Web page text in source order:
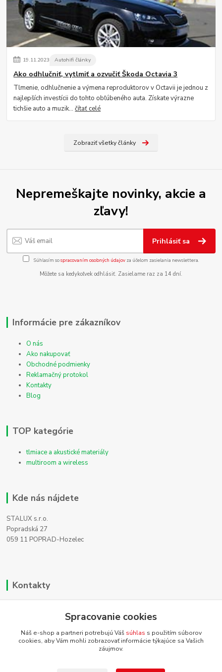
19.11.2023 Autohifi články
Ako odhlučniť, vytlmiť a ozvučiť Škoda Octavia 3
Tlmenie, odhlučnenie a výmena reproduktorov v Octavii je jednou z
najlepších investícii do tohto obľúbeného auta. Získate výrazne
tichšie auto a muzik...čítať celé
Zobraziť všetky články
Nepremeškajte novinky, akcie a
zľavy!
Prihlásiť sa
Súhlasím sospracovaním osobných údajov za účelom zasielania newslettera.
Môžete sa kedykoľvek odhlásiť. Zasielame raz za 14 dní.
Informácie pre zákazníkov
O nás
Ako nakupovať
Obchodné podmienky
Reklamačný protokol
Kontakty
Blog
TOP kategórie
tlmiace a akustické materiály
multiroom a wireless
Kde nás nájdete
STALUX s.r.o.
Popradská 27
059 11 POPRAD-Hozelec
Kontakty
+421 911 990 200
info@homehifi.sk
Spracovanie cookies
Náš e-shop a partneri potrebujú Váš súhlas s použitím súborov
cookies, aby Vám mohli zobrazovať informácie týkajúce sa Vašich
záujmov.